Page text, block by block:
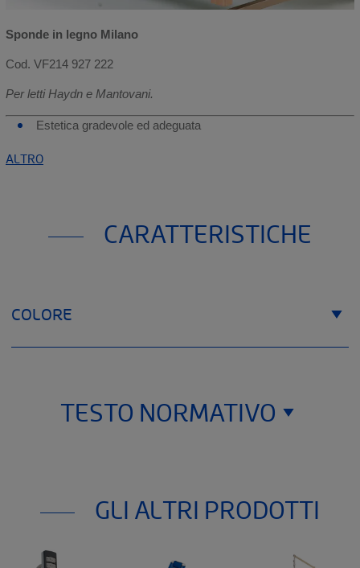
Sponde in legno Milano
Cod. VF214 927 222
Per letti Haydn e Mantovani.
Estetica gradevole ed adeguata
ALTRO
CARATTERISTICHE
COLORE
TESTO NORMATIVO
Perret
France
questo documento è marcato CE secondo il Regolamento
GLI ALTRI PRODOTTI